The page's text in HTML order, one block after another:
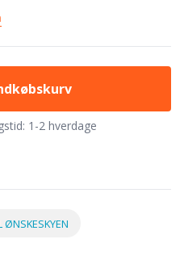
1-2 hverdage
ØNSKESKYEN